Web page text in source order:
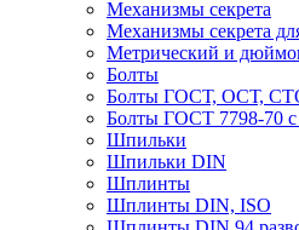
Механизмы секрета
Механизмы секрета
Метрический и
Болты
Болты ГОСТ, ОСТ,
Болты ГОСТ 7798-70 с
Шпильки
Шпильки DIN
Шплинты
Шплинты DIN, ISO